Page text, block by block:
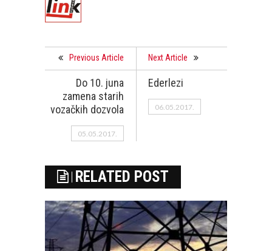
Previous Article
Do 10. juna
zamena starih
vozačkih dozvola
05.05.2017.
Next Article
Ederlezi
06.05.2017.
RELATED POST